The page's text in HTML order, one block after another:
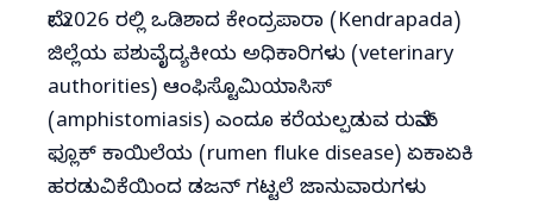
ಮೇ 2026 ರಲ್ಲಿ ಒಡಿಶಾದ ಕೇಂದ್ರಪಾರಾ (Kendrapada)
ಜಿಲ್ಲೆಯ ಪಶುವೈದ್ಯಕೀಯ ಅಧಿಕಾರಿಗಳು (veterinary
authorities) ಆಂಫಿಸ್ಟೊಮಿಯಾಸಿಸ್
(amphistomiasis) ಎಂದೂ ಕರೆಯಲ್ಪಡುವ ರುಮೆನ್
ಫ್ಲೂಕ್ ಕಾಯಿಲೆಯ (rumen fluke disease) ಏಕಾಏಕಿ
ಹರಡುವಿಕೆಯಿಂದ ಡಜನ್ ಗಟ್ಟಲೆ ಜಾನುವಾರುಗಳು